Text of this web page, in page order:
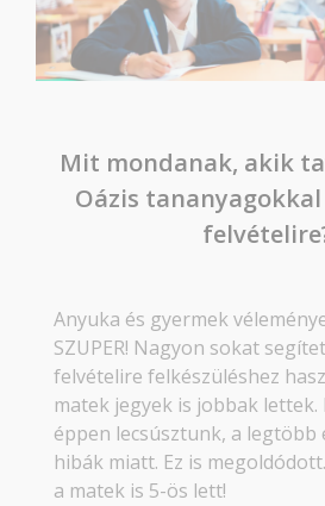
Mit mondanak, akik
Oázis
Anyuka és gyermek
SZUPER! Nagyon sokat
felvételire felkészüléshez
matek jegyek is jobbak lettek.
éppen lecsúsztunk, a legtöbb
hibák miatt. Ez is
a matek is 5-ös lett!